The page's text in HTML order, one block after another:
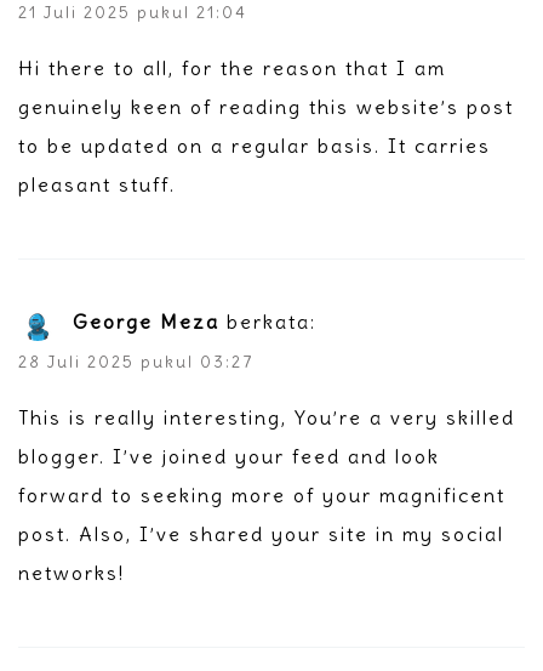
21 Juli 2025 pukul 21:04
Hi there to all, for the reason that I am
genuinely keen of reading this website’s post
to be updated on a regular basis. It carries
pleasant stuff.
George Meza berkata:
28 Juli 2025 pukul 03:27
This is really interesting, You’re a very skilled
blogger. I’ve joined your feed and look
forward to seeking more of your magnificent
post. Also, I’ve shared your site in my social
networks!